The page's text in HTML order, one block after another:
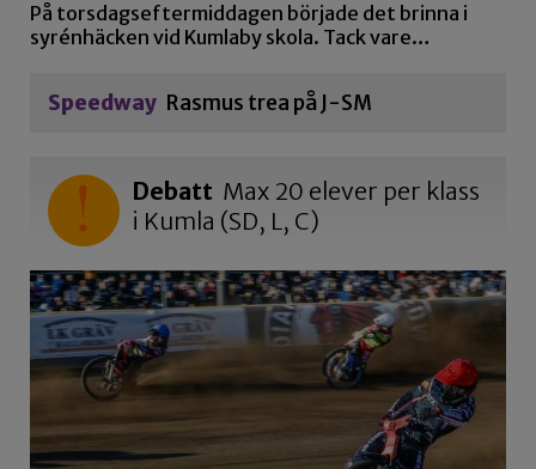
På torsdagseftermiddagen började det brinna i
syrénhäcken vid Kumlaby skola. Tack vare…
Speedway Rasmus trea på J-SM
Debatt Max 20 elever per klass
i Kumla (SD, L, C)